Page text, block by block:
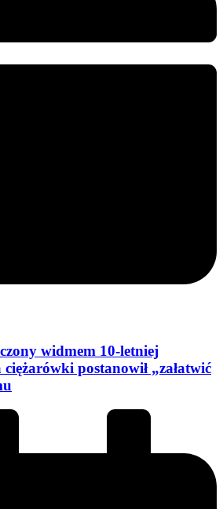
widmem 10-letniej
postanowił „załatwić